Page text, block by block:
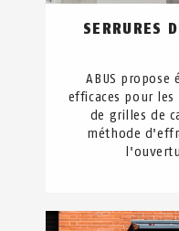
SERRURES
ABUS propose
efficaces pour les
de grilles de
méthode